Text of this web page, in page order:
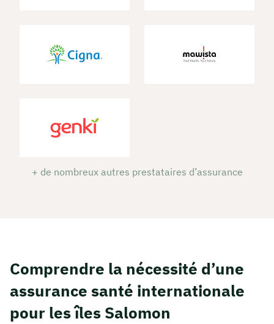
+ de nombreux autres prestataires d’assurance
Comprendre la nécessité d’une
assurance santé internationale
pour les îles Salomon